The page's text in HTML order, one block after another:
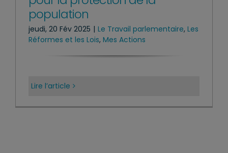
population
jeudi, 20 Fév 2025 | Le Travail parlementaire, Les
Réformes et les Lois, Mes Actions
Lire l’article